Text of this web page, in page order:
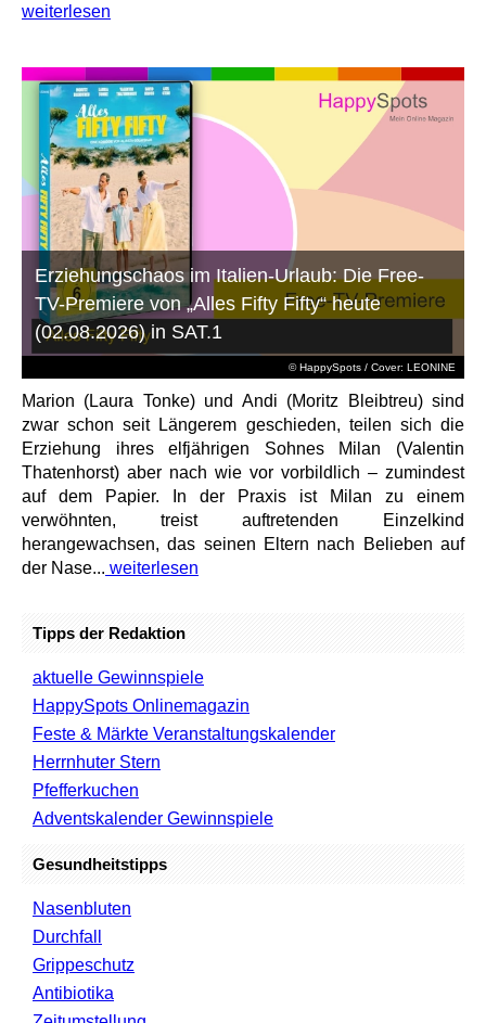
weiterlesen
© HappySpots / Cover: LEONINE
Erziehungschaos im Italien-Urlaub: Die Free-
TV-Premiere von „Alles Fifty Fifty“ heute
(02.08.2026) in SAT.1
Marion (Laura Tonke) und Andi (Moritz Bleibtreu) sind
zwar schon seit Längerem geschieden, teilen sich die
Erziehung ihres elfjährigen Sohnes Milan (Valentin
Thatenhorst) aber nach wie vor vorbildlich – zumindest
auf dem Papier. In der Praxis ist Milan zu einem
verwöhnten, treist auftretenden Einzelkind
herangewachsen, das seinen Eltern nach Belieben auf
der Nase... weiterlesen
Tipps der Redaktion
aktuelle Gewinnspiele
HappySpots Onlinemagazin
Feste & Märkte Veranstaltungskalender
Herrnhuter Stern
Pfefferkuchen
Adventskalender Gewinnspiele
Gesundheitstipps
Nasenbluten
Durchfall
Grippeschutz
Antibiotika